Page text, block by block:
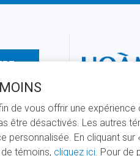
de vous offrir une
être désactivés. Les autres
En cliquant
témoins, cliquez ici. Pour de